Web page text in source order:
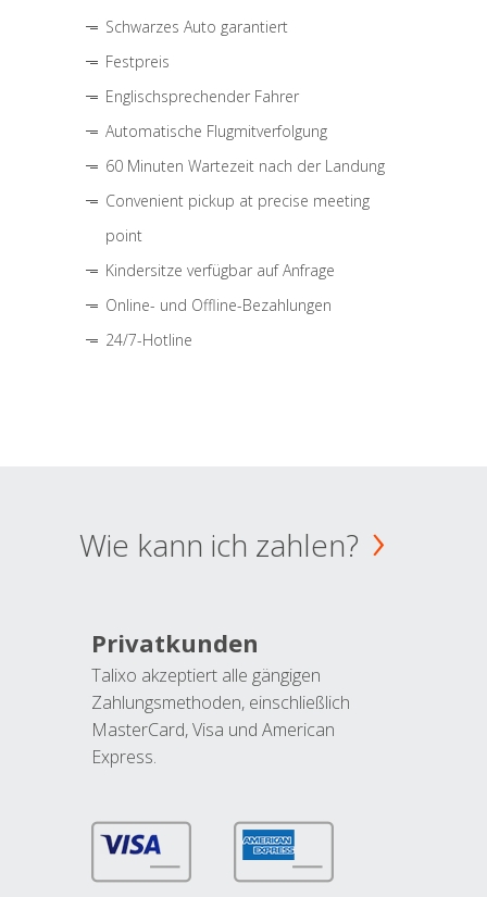
Schwarzes Auto garantiert
Festpreis
Englischsprechender Fahrer
Automatische Flugmitverfolgung
60 Minuten Wartezeit nach der Landung
Convenient pickup at precise meeting
point
Kindersitze verfügbar auf Anfrage
Online- und Offline-Bezahlungen
24/7-Hotline
Wie kann ich zahlen?
Privatkunden
Talixo akzeptiert alle gängigen
Zahlungsmethoden, einschließlich
MasterCard, Visa und American
Express.